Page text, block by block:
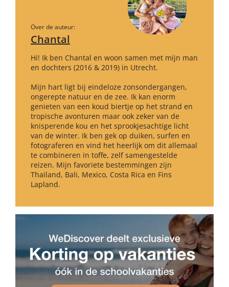
Over de auteur:
Chantal
Hi! Ik ben Chantal en woon samen met mijn man
en dochters (2016 & 2019) in Utrecht.
Mijn hart ligt bij eindeloze zonsondergangen,
ongerepte natuur en de zee. Ik kan enorm
genieten van een koud biertje op het strand en
tropische avonturen maar ook zeker van de
knisperende kou en het sprookjesachtige licht
van de winter. Ik ben gek op duiken, surfen en
fotograferen en vind het heerlijk om dit allemaal
te combineren in toffe, zelf samengestelde
reizen. Mijn favoriete bestemmingen zijn
Thailand, Bali, Mexico, Costa Rica en Fins
Lapland.